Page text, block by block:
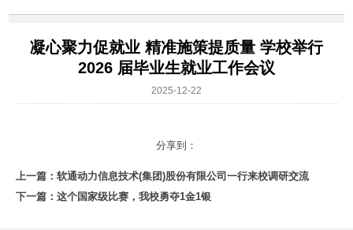
​​凝心聚力促就业 精准施策提质量 学校举行
2026 届毕业生就业工作会议
2025-12-22
分享到：
上一篇： 软通动力信息技术(集团)股份有限公司一行来校调研交流
下一篇： 这个国家级比赛，我校勇夺1金1银